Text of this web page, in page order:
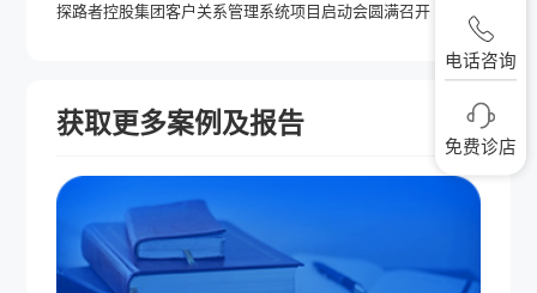
探路者控股集团客户关系管理系统项目启动会圆满召开
获取更多案例及报告
电话咨询
免费诊店